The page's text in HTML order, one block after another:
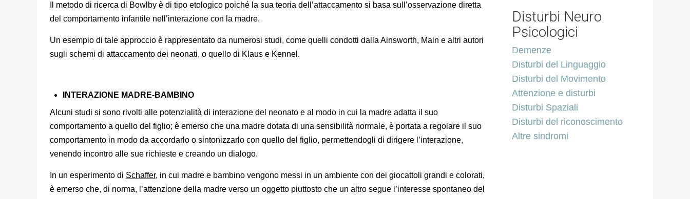
Il metodo di ricerca di Bowlby è di tipo etologico poiché la sua teoria dell’attaccamento si basa sull’osservazione diretta
del comportamento infantile nell’interazione con la madre.
Un esempio di tale approccio è rappresentato da numerosi studi, come quelli condotti dalla Ainsworth, Main e altri autori
sugli schemi di attaccamento dei neonati, o quello di Klaus e Kennel.
INTERAZIONE MADRE-BAMBINO
Alcuni studi si sono rivolti alle potenzialità di interazione del neonato e al modo in cui la madre adatta il suo
comportamento a quello del figlio; è emerso che una madre dotata di una sensibilità normale, è portata a regolare il suo
comportamento in modo da accordarlo o sintonizzarlo con quello del figlio, permettendogli di dirigere l’interazione,
venendo incontro alle sue richieste e creando un dialogo.
In un esperimento di Schaffer, in cui madre e bambino vengono messi in un ambiente con dei giocattoli grandi e colorati,
è emerso che, di norma, l’attenzione della madre verso un oggetto piuttosto che un altro segue l’interesse spontaneo del
Disturbi Neuro
Psicologici
Demenze
Disturbi del Linguaggio
Disturbi del Movimento
Attenzione e disturbi
Disturbi Spaziali
Disturbi del riconoscimento
Altre sindromi